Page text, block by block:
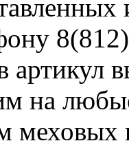
на